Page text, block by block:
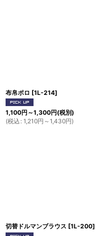
布帛ポロ [1L-214]
1,100円 ～1,300円(税別)
(税込 : 1,210円 ～1,430円)
切替ドルマンブラウス [1L-200]